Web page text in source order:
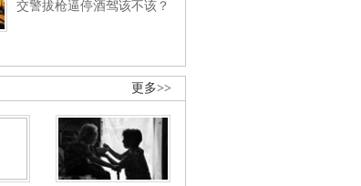
交警拔枪逼停酒驾该不该？
更多>>